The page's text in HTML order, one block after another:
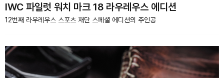
IWC 파일럿 워치 마크 18 라우레우스 에디션
12번째 라우레우스 스포츠 재단 스페셜 에디션의 주인공